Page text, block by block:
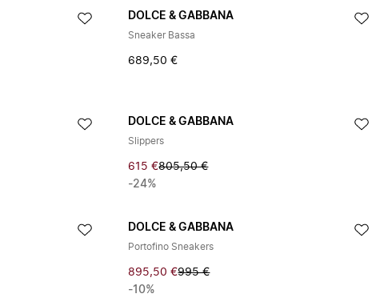
DOLCE & GABBANA
Sneaker Bassa
689,50 €
DOLCE & GABBANA
Slippers
615 €805,50 €
-24%
DOLCE & GABBANA
Portofino Sneakers
895,50 €995 €
-10%